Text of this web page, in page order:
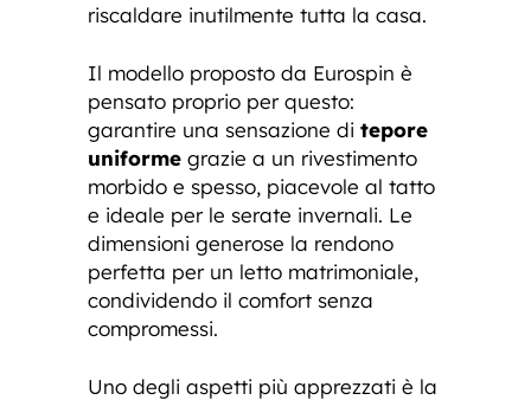
riscaldare inutilmente tutta la casa.
Il modello proposto da Eurospin è
pensato proprio per questo:
garantire una sensazione di tepore
uniforme grazie a un rivestimento
morbido e spesso, piacevole al tatto
e ideale per le serate invernali. Le
dimensioni generose la rendono
perfetta per un letto matrimoniale,
condividendo il comfort senza
compromessi.
Uno degli aspetti più apprezzati è la